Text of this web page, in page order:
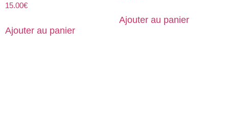
15.00€
Ajouter au panier
Ajouter au panier